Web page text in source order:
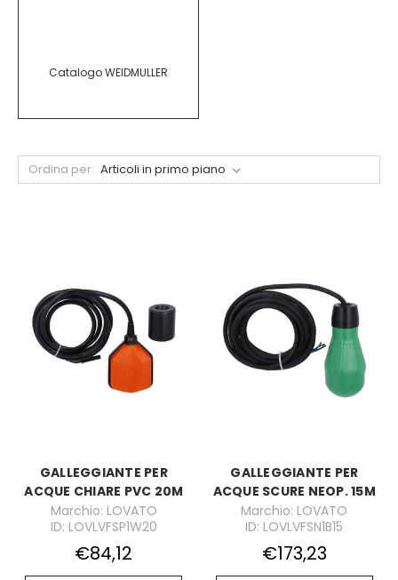
Catalogo WEIDMULLER
Ordina per:
GALLEGGIANTE PER
ACQUE CHIARE PVC 20M
Marchio: LOVATO
ID: LOVLVFSP1W20
€84,12
GALLEGGIANTE PER
ACQUE SCURE NEOP. 15M
Marchio: LOVATO
ID: LOVLVFSN1B15
€173,23